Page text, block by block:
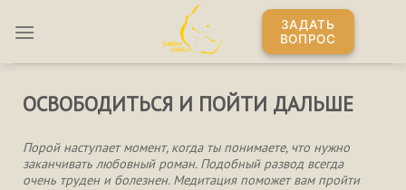
ЗАДАТЬ
ВОПРОС
ОСВОБОДИТЬСЯ И ПОЙТИ ДАЛЬШЕ
Порой наступает момент, когда ты понимаете, что нужно
заканчивать любовный роман. Подобный развод всегда
очень труден и болезнен. Медитация поможет вам пройти